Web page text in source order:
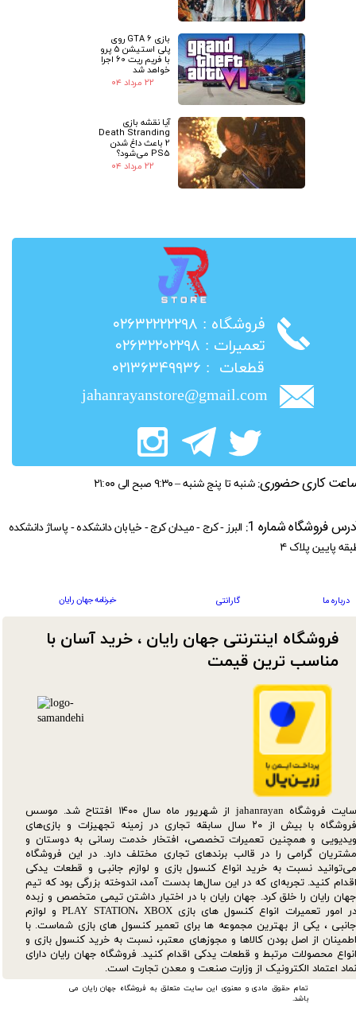
بازی GTA 6 روی
پلی استیشن 5 پرو
با فریم ریت 60 اجرا
خواهد شد
۲۲ مرداد ۰۴
آیا نقشه بازی
Death Stranding
2 باعث داغ شدن
PS5 می‌شود؟
۲۲ مرداد ۰۴
تمام حقوق مادی و معنوی این سایت متعلق به فروشگاه جهان رایان می
باشد.
​فروشگاه : ۰۲۶۳۲۲۲۲۲۹۸
​تعمیرات : ۰۲۶۳۲۲۰۲۲۹۸
​قطعات : ۰۲۱۳۶۳۴۹۹۳۶
jahanrayanstore@gmail.com
سایت فروشگاه jahanrayan از شهریور ماه سال ۱۴۰۰ افتتاح شد. موسس
فروشگاه با بیش از ۲۰ سال سابقه تجاری در زمینه تجهیزات و بازی‌های
ویدیویی و همچنین تعمیرات تخصصی، افتخار خدمت رسانی به دوستان و
مشتریان گرامی را در قالب برندهای تجاری مختلف دارد. در این فروشگاه
می‌توانید نسبت به خرید انواع کنسول بازی و لوازم جانبی و قطعات یدکی‌
اقدام کنید. تجربه‌ای که در این سال‌ها بدست آمد، اندوخته بزرگی بود که تیم
جهان رایان را خلق کرد. جهان رایان با در اختیار داشتن تیمی متخصص و زبده
در امور تعمیرات انواع کنسول های بازی PLAY STATION، XBOX و لوازم
جانبی ، یکی از بهترین مجموعه ها برای تعمیر کنسول های بازی شماست. با
اطمینان از اصل بودن کالاها و مجوزهای معتبر، نسبت به خرید کنسول بازی و
انواع محصولات مرتبط و قطعات یدکی اقدام کنید. فروشگاه جهان رایان دارای
نماد اعتماد الکترونیک از وزارت صنعت و معدن تجارت است.
فروشگاه اینترنتی جهان رایان ، خرید آسان با
مناسب ترین قیمت​​​​​​​
کاری حضوری: شنبه تا پنج شنبه – ۹:۳۰ صبح الی ۲۱:۰۰
درباره ما گارانتی خبرنامه جهان رایان
فروشگاه شماره 1:
البرز - کرج - میدان کرج - خیابان دانشکده - پاساژ دانشکده
پایین پلاک ۴